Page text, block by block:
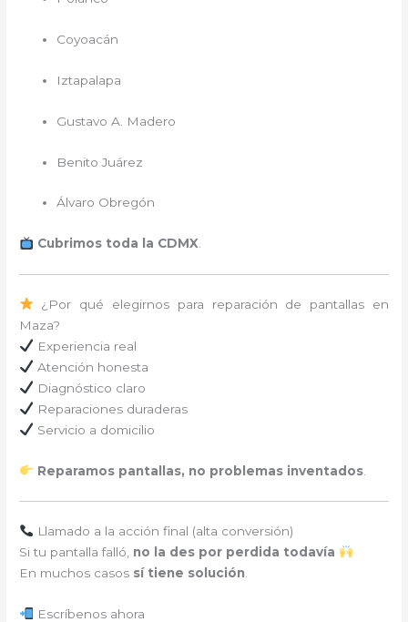
Coyoacán
Iztapalapa
Gustavo A. Madero
Benito Juárez
Álvaro Obregón
Cubrimos toda la CDMX.
¿Por qué elegirnos para reparación de pantallas en
Maza?
Experiencia real
Atención honesta
Diagnóstico claro
Reparaciones duraderas
Servicio a domicilio
Reparamos pantallas, no problemas inventados.
Llamado a la acción final (alta conversión)
Si tu pantalla falló, no la des por perdida todavía
En muchos casos sí tiene solución
Escríbenos ahora